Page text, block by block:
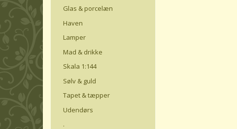
Glas & porcelæn
Haven
Lamper
Mad & drikke
Skala 1:144
Sølv & guld
Tapet & tæpper
Udendørs
.